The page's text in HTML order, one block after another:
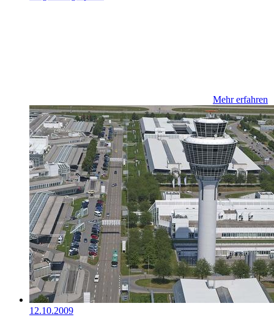
Mehr erfahren
12.10.2009